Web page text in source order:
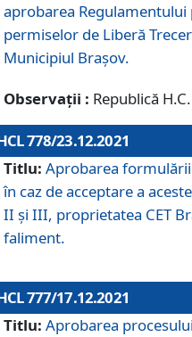
aprobarea
permiselor de Liberă
Municipiul Braşov.
Observații : Republică
778/23.12.2021
Titlu: Aprobarea
în caz de acceptare a
II și III, proprietatea CET
faliment.
777/17.12.2021
Titlu: Aprobarea